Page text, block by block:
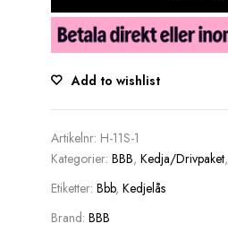
Add to wishlist
Artikelnr: H-11S-1
Kategorier: BBB, Kedja/Drivpaket,
Etiketter: Bbb, Kedjelås
Brand: BBB